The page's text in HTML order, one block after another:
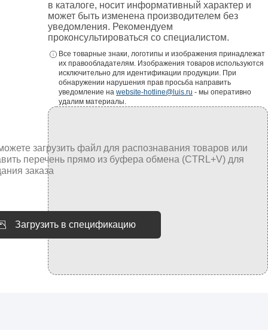
устройств
в каталоге, носит информативный характер и
может быть изменена производителем без
уведомления. Рекомендуем
проконсультироваться со специалистом.
Все товарные знаки, логотипы и изображения принадлежат
их правообладателям. Изображения товаров используются
исключительно для идентификации продукции. При
обнаружении нарушения прав просьба направить
уведомление на website-hotline@luis.ru - мы оперативно
удалим материалы.
Загрузить в спецификацию